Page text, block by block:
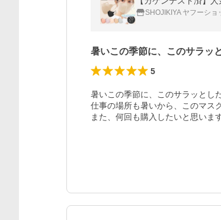
SHOJIKIYA ヤフーショ
暑いこの季節に、このサラッ
5
暑いこの季節に、このサラッとし
仕事の場所も暑いから、このマス
また、何回も購入したいと思いま